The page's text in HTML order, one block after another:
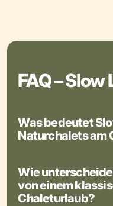
FAQ –
Was bedeutet
Naturchalets am
Wie
von einem
Chaleturlaub?